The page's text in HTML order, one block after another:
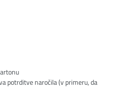
potrditve naročila (v primeru, da